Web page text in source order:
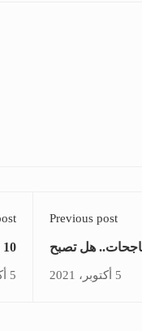
Previous post
هل تصبح
5 أكتوبر، 2021
10 نتائج من دراستك للماجستير
5 أكتوبر، 2021